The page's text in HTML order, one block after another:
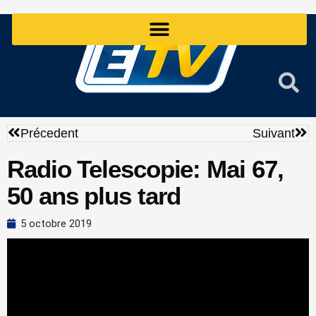
Précédent
Précedent Suivant
Radio Telescopie: Mai 67,
50 ans plus tard
5 octobre 2019